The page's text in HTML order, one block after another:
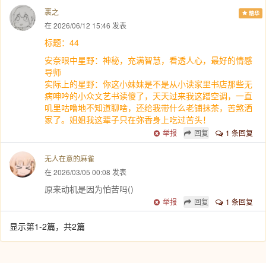
裹之
在 2026/06/12 15:46 发表
精华
标题：44
安奈眼中星野：神秘，充满智慧，看透人心，最好的情感
导师
实际上的星野：你这小妹妹是不是从小读家里书店那些无
病呻吟的小众文艺书读傻了，天天过来我这蹭空调，一直
叽里咕噜地不知道聊啥，还给我带什么老铺抹茶，苦煞洒
家了。姐姐我这辈子只在弥香身上吃过苦头！
1 条回复
回复
举报
无人在意的麻雀
在 2026/03/05 00:08 发表
原来动机是因为怕苦吗()
1 条回复
回复
举报
显示第1-2篇，共2篇